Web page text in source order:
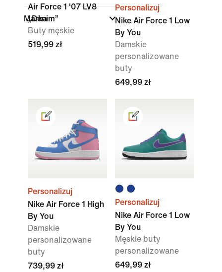
Marka
Air Force 1 '07 LV8
„Denim”
Buty męskie
519,99 zł
Personalizuj
Nike Air Force 1 Low
By You
Damskie
personalizowane
buty
649,99 zł
Personalizuj
Nike Air Force 1 High
By You
Damskie
personalizowane
buty
739,99 zł
Personalizuj
Nike Air Force 1 Low
By You
Męskie buty
personalizowane
649,99 zł